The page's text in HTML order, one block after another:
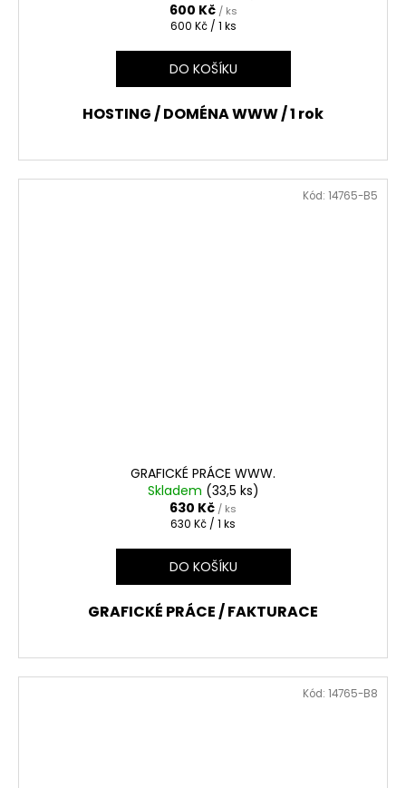
600 Kč / ks
Měrná
600 Kč / 1 ks
DO KOŠÍKU
HOSTING / DOMÉNA WWW / 1 rok
GRAFICKÉ PRÁCE WWW.
Skladem (33,5 ks)
630 Kč / ks
Měrná
630 Kč / 1 ks
DO KOŠÍKU
GRAFICKÉ PRÁCE / FAKTURACE
Kód: 14765-B5
Kód: 14765-B8